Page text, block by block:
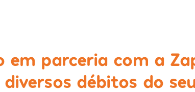
em parceria com a
diversos débitos do